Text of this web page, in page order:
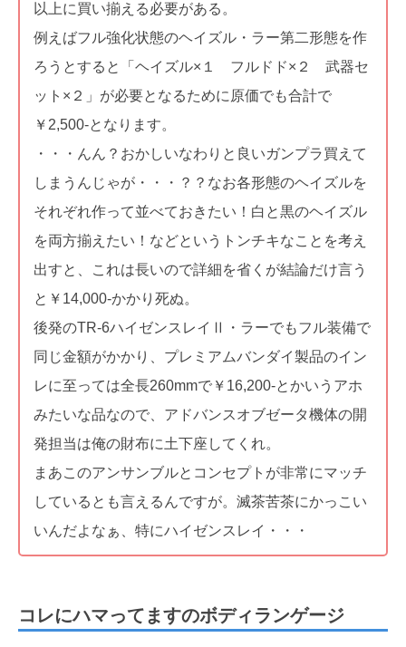
以上に買い揃える必要がある。
例えばフル強化状態のヘイズル・ラー第二形態を作
ろうとすると「ヘイズル×１ フルドド×２ 武器セ
ット×２」が必要となるために原価でも合計で
￥2,500-となります。
・・・んん？おかしいなわりと良いガンプラ買えて
しまうんじゃが・・・？？なお各形態のヘイズルを
それぞれ作って並べておきたい！白と黒のヘイズル
を両方揃えたい！などというトンチキなことを考え
出すと、これは長いので詳細を省くが結論だけ言う
と￥14,000-かかり死ぬ。
後発のTR-6ハイゼンスレイⅡ・ラーでもフル装備で
同じ金額がかかり、プレミアムバンダイ製品のイン
レに至っては全長260mmで￥16,200-とかいうアホ
みたいな品なので、アドバンスオブゼータ機体の開
発担当は俺の財布に土下座してくれ。
まあこのアンサンブルとコンセプトが非常にマッチ
しているとも言えるんですが。滅茶苦茶にかっこい
いんだよなぁ、特にハイゼンスレイ・・・
コレにハマってますのボディランゲージ